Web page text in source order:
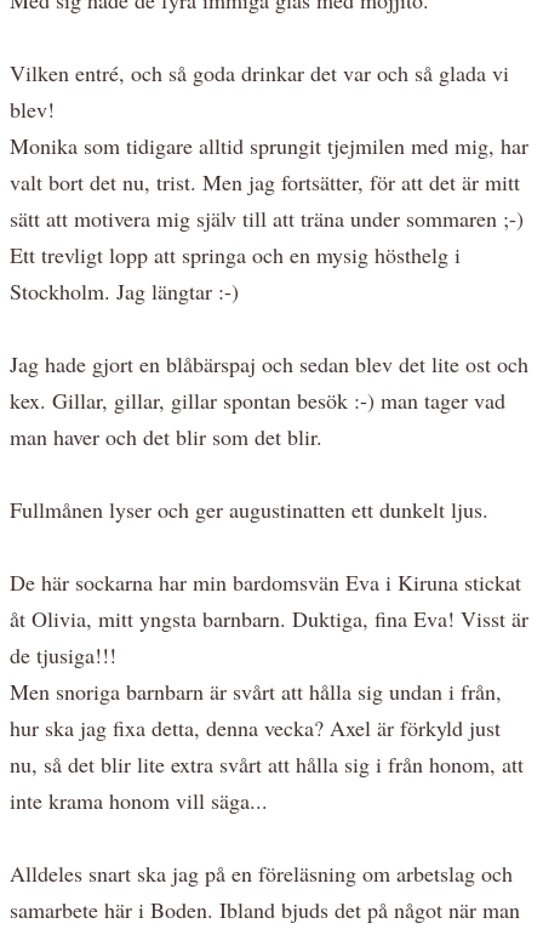
Vilken entré, och så goda drinkar det var och så glada vi
blev!
Monika som tidigare alltid sprungit tjejmilen med mig, har
valt bort det nu, trist. Men jag fortsätter, för att det är mitt
sätt att motivera mig själv till att träna under sommaren ;-)
Ett trevligt lopp att springa och en mysig hösthelg i
Stockholm. Jag längtar :-)
Jag hade gjort en blåbärspaj och sedan blev det lite ost och
kex. Gillar, gillar, gillar spontan besök :-) man tager vad
man haver och det blir som det blir.
Fullmånen lyser och ger augustinatten ett dunkelt ljus.
De här sockarna har min bardomsvän Eva i Kiruna stickat
åt Olivia, mitt yngsta barnbarn. Duktiga, fina Eva! Visst är
de tjusiga!!!
Men snoriga barnbarn är svårt att hålla sig undan i från,
hur ska jag fixa detta, denna vecka? Axel är förkyld just
nu, så det blir lite extra svårt att hålla sig i från honom, att
inte krama honom vill säga...
Alldeles snart ska jag på en föreläsning om arbetslag och
samarbete här i Boden. Ibland bjuds det på något när man